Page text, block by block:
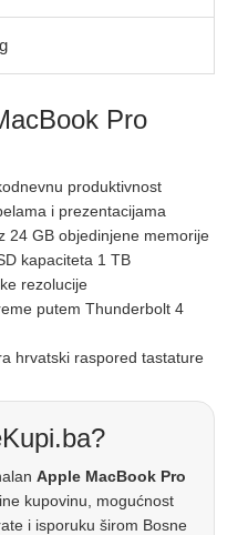
Pro
produktivnost
i prezentacijama
24 GB objedinjene memorije
kapaciteta 1 TB
rezolucije
putem Thunderbolt 4
hrvatski raspored tastature
Apple MacBook Pro
kupovinu, mogućnost
i isporuku širom Bosne